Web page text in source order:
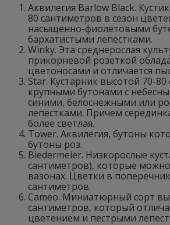
Аквилегия Barlow Black.
80 сантиметров в сезон
насыщенно-фиолетовыми
бархатистыми лепестками.
Winky. Эта среднерослая
прикорневой розеткой
цветоносами и отличается
Star. Кустарник высотой 70-
крупными бутонами с
синими, белоснежными или
лепестками. Причем
более светлая.
Tower. Аквилегия, бутоны
бутоны роз.
Biedermeier. Низкорослые
сантиметров), которые
вазонах. Цветки в
сантиметров.
Cameo. Миниатюрный сорт
сантиметров, который
цветением и пестрыми